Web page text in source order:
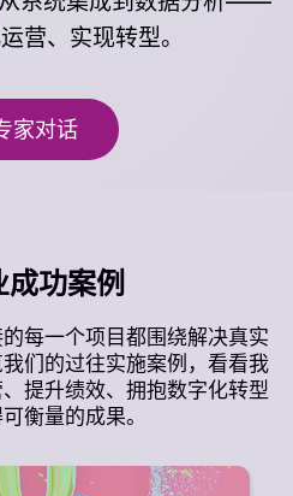
营、实现转型。
家对话
成功案例
每一个项目都围绕解决真实
们的过往实施案例，看看我
提升绩效、拥抱数字化转型
衡量的成果。